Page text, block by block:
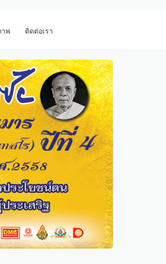
าพ
ติดต่อเรา